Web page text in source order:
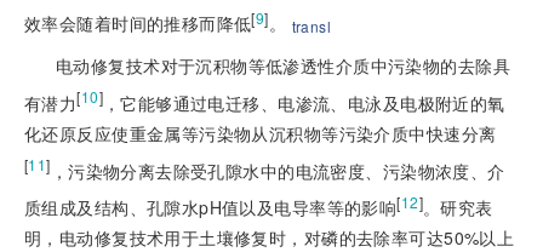
效率会随着时间的推移而降低[9]。 transl
电动修复技术对于沉积物等低渗透性介质中污染物的去除具
有潜力[10]，它能够通过电迁移、电渗流、电泳及电极附近的氧
化还原反应使重金属等污染物从沉积物等污染介质中快速分离
[11] ，污染物分离去除受孔隙水中的电流密度、污染物浓度、介
质组成及结构、孔隙水pH值以及电导率等的影响[12]。研究表
明，电动修复技术用于土壤修复时，对磷的去除率可达50%以上